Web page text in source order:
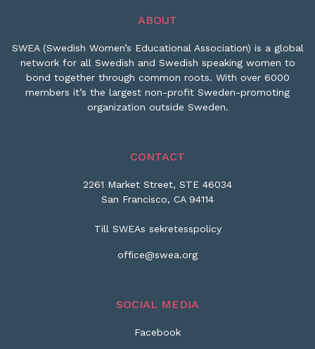
ABOUT
SWEA (Swedish Women’s Educational Association) is a global
network for all Swedish and Swedish speaking women to
bond together through common roots. With over 6000
members it’s the largest non-profit Sweden-promoting
organization outside Sweden.
CONTACT
2261 Market Street, STE 46034
San Francisco, CA 94114
Till SWEAs sekretesspolicy
office@swea.org
SOCIAL MEDIA
Facebook